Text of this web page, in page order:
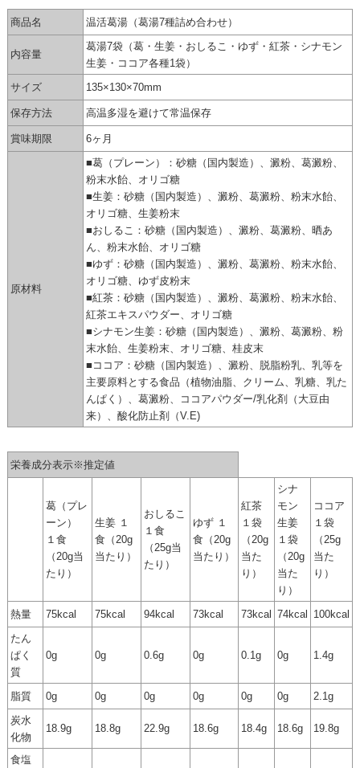
商品名 温活葛湯（葛湯7種詰め合わせ）
内容量
葛湯7袋（葛・生姜・おしるこ・ゆず・紅茶・シナモン
生姜・ココア各種1袋）
サイズ
135×130×70mm
保存方法 高温多湿を避けて常温保存
賞味期限 6ヶ月
原材料
■葛（プレーン）：砂糖（国内製造）、澱粉、葛澱粉、
粉末水飴、オリゴ糖
■生姜：砂糖（国内製造）、澱粉、葛澱粉、粉末水飴、
オリゴ糖、生姜粉末
■おしるこ：砂糖（国内製造）、澱粉、葛澱粉、晒あ
ん、粉末水飴、オリゴ糖
■ゆず：砂糖（国内製造）、澱粉、葛澱粉、粉末水飴、
オリゴ糖、ゆず皮粉末
■紅茶：砂糖（国内製造）、澱粉、葛澱粉、粉末水飴、
紅茶エキスパウダー、オリゴ糖
■シナモン生姜：砂糖（国内製造）、澱粉、葛澱粉、粉
末水飴、生姜粉末、オリゴ糖、桂皮末
■ココア：砂糖（国内製造）、澱粉、脱脂粉乳、乳等を
主要原料とする食品（植物油脂、クリーム、乳糖、乳た
んぱく）、葛澱粉、ココアパウダー/乳化剤（大豆由
来）、酸化防止剤（V.E)
栄養成分表示※推定値
葛（プレ
ーン）
１食
（20g当
たり）
生姜 １
食（20g
当たり）
おしるこ
１食
（25g当
たり）
ゆず １
食（20g
当たり）
紅茶
１袋
（20g
当た
り）
シナ
モン
生姜
１袋
（20g
当た
り）
ココア
１袋
（25g
当た
り）
熱量 75kcal 75kcal 94kcal 73kcal 73kcal 74kcal
100kcal
たん
ぱく
質
0g 0g 0.6g 0g 0.1g 0g 1.4g
脂質 0g 0g 0g 0g 0g 0g
2.1g
炭水
化物
18.9g 18.8g 22.9g 18.6g 18.4g 18.6g 19.8g
食塩